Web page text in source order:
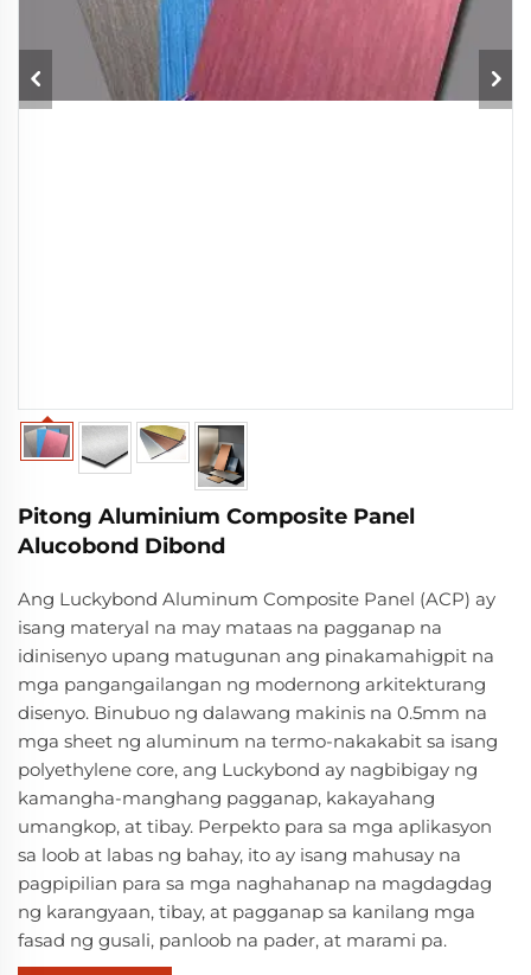
Pitong Aluminium Composite Panel
Alucobond Dibond
Ang Luckybond Aluminum Composite Panel (ACP) ay
isang materyal na may mataas na pagganap na
idinisenyo upang matugunan ang pinakamahigpit na
mga pangangailangan ng modernong arkitekturang
disenyo. Binubuo ng dalawang makinis na 0.5mm na
mga sheet ng aluminum na termo-nakakabit sa isang
polyethylene core, ang Luckybond ay nagbibigay ng
kamangha-manghang pagganap, kakayahang
umangkop, at tibay. Perpekto para sa mga aplikasyon
sa loob at labas ng bahay, ito ay isang mahusay na
pagpipilian para sa mga naghahanap na magdagdag
ng karangyaan, tibay, at pagganap sa kanilang mga
fasad ng gusali, panloob na pader, at marami pa.